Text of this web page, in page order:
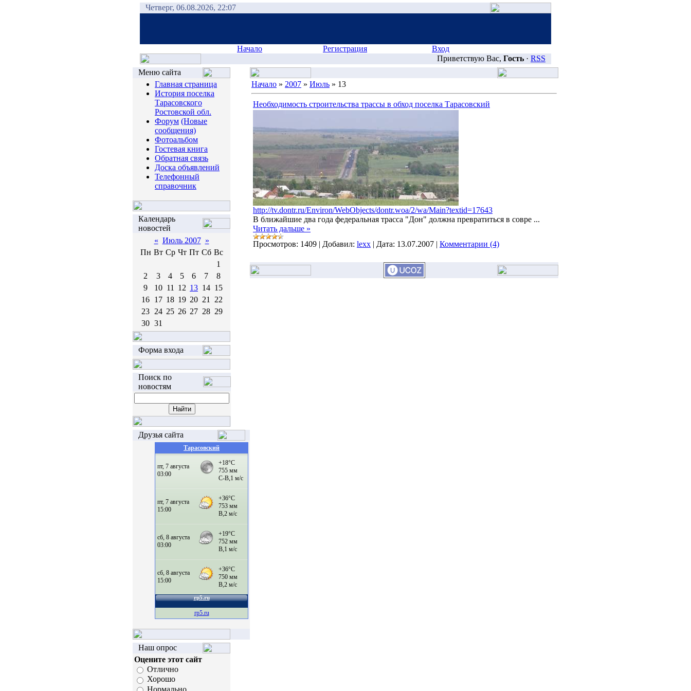
Четверг, 06.08.2026, 22:07
Начало Регистрация
Вход
Приветствую Вас, Гость · RSS
Меню сайта
Главная страница
История поселка
Тарасовского
Ростовской обл.
Форум (Новые
сообщения)
Фотоальбом
Гостевая книга
Обратная связь
Доска объявлений
Телефонный
справочник
Календарь
новостей
« Июль 2007 »
Пн Вт Ср Чт Пт Сб Вс
1
2
3 4 5 6 7
8
9
10 11 12 13 14 15
16 17 18 19 20 21
22
23 24 25 26 27 28 29
30 31
Форма входа
Поиск по
новостям
Друзья сайта
Тарасовский
rp5.ru
Наш опрос
Оцените этот сайт
Отлично
Хорошо
Нормально
Начало » 2007 » Июль » 13
Необходимость строительства трассы в обход поселка Тарасовский
http://tv.dontr.ru/Environ/WebObjects/dontr.woa/2/wa/Main?textid=17643
В ближайшие два года федеральная трасса "Дон" должна превратиться в совре ...
Читать дальше »
Просмотров: 1409 | Добавил: lexx | Дата: 13.07.2007 | Комментарии (4)